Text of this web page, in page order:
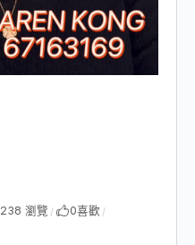
238 瀏覽 / 0喜歡 /